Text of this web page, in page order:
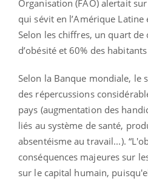
Organisation (FAO) alertait sur
qui sévit en l’Amérique Latine
Selon les chiffres, un quart
d’obésité et 60% des
Selon la Banque mondiale, le
des répercussions
pays (augmentation des
liés au système de santé,
absentéisme au travail...).
conséquences majeures sur
sur le capital humain,